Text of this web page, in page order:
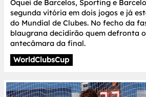
Óquei de Barcelos, Sporting e
segunda vitória em dois jogos e já
do Mundial de Clubes. No fecho da
blaugrana decidirão quem defronta
antecâmara da final.
WorldClubsCup